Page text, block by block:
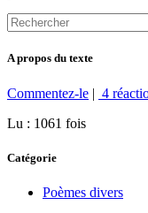
A propos du texte
Commentez-le | 4
Lu : 1061 fois
Catégorie
Poèmes divers